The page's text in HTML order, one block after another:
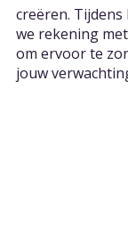
creëren.
we rekening
om ervoor te
jouw